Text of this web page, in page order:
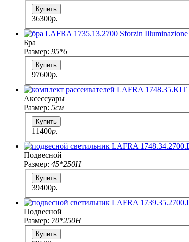
Купить
36300p.
Бра
Размер: 95*6
Купить
97600p.
Аксессуары
Размер: 5см
Купить
11400p.
Подвесной
Размер: 45*250H
Купить
39400p.
Подвесной
Размер: 70*250H
Купить